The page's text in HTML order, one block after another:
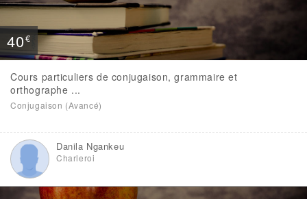
40€
Cours particuliers de conjugaison, grammaire et
orthographe ...
Conjugaison (Avancé)
Danila Ngankeu
Charleroi